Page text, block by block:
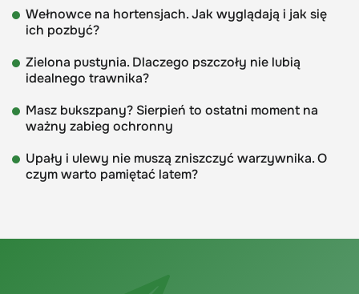
Wełnowce na hortensjach. Jak wyglądają i jak się
ich pozbyć?
Zielona pustynia. Dlaczego pszczoły nie lubią
idealnego trawnika?
Masz bukszpany? Sierpień to ostatni moment na
ważny zabieg ochronny
Upały i ulewy nie muszą zniszczyć warzywnika. O
czym warto pamiętać latem?